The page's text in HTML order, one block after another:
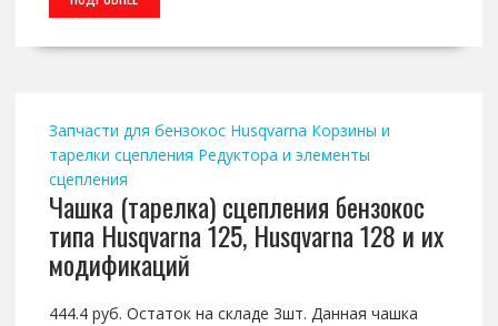
Запчасти для бензокос Husqvarna Корзины и
тарелки сцепления Редуктора и элементы
сцепления
Чашка (тарелка) сцепления бензокос
типа Husqvarna 125, Husqvarna 128 и их
модификаций
444.4 руб. Остаток на складе 3шт. Данная чашка